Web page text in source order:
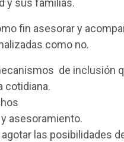
y sus familias.
fin asesorar y
como no.
de inclusión
cotidiana.
asesoramiento.
las posibilidades